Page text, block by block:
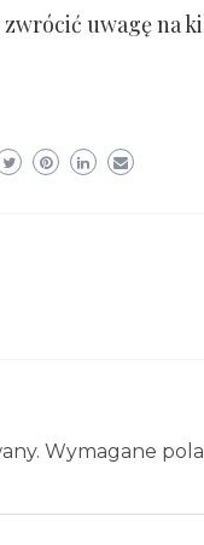
uwagę na
Wymagane